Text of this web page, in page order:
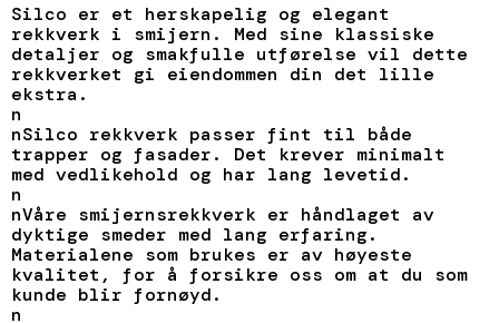
Silco er et herskapelig og elegant
rekkverk i smijern. Med sine klassiske
detaljer og smakfulle utførelse vil dette
rekkverket gi eiendommen din det lille
ekstra.
n
nSilco rekkverk passer fint til både
trapper og fasader. Det krever minimalt
med vedlikehold og har lang levetid.
n
nVåre smijernsrekkverk er håndlaget av
dyktige smeder med lang erfaring.
Materialene som brukes er av høyeste
kvalitet, for å forsikre oss om at du som
kunde blir fornøyd.
n